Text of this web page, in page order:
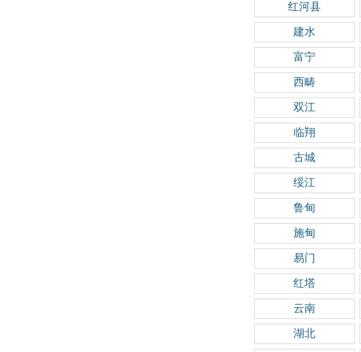
红河县
建水
富宁
西畴
双江
临翔
古城
绥江
鲁甸
施甸
易门
红塔
云南
湖北